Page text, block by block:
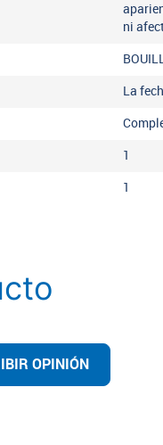
ni
La
1
1
OPINIÓN